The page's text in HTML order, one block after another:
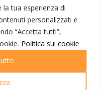
tua esperienza di
personalizzati e
“Accetta tutti”,
Politica sui cookie